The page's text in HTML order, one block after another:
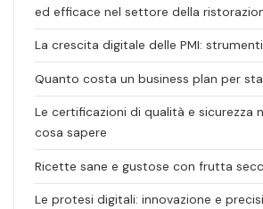
ed efficace nel settore della
La crescita digitale delle PMI:
Quanto costa un business plan per
Le certificazioni di qualità e sicurezza
cosa sapere
Ricette sane e gustose con frutta
Le protesi digitali: innovazione e